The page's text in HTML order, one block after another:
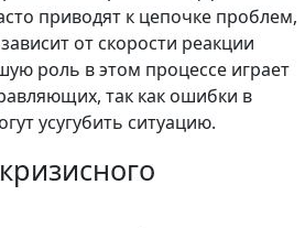
приводят к цепочке проблем,
от скорости реакции
роль в этом процессе играет
так как ошибки в
усугубить ситуацию.